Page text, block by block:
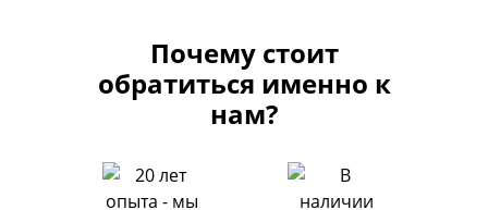
Почему стоит
обратиться именно к
нам?